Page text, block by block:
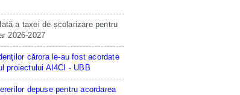
a taxei de școlarizare pentru
2026-2027
cărora le-au fost acordate
proiectului AI4CI - UBB
depuse pentru acordarea